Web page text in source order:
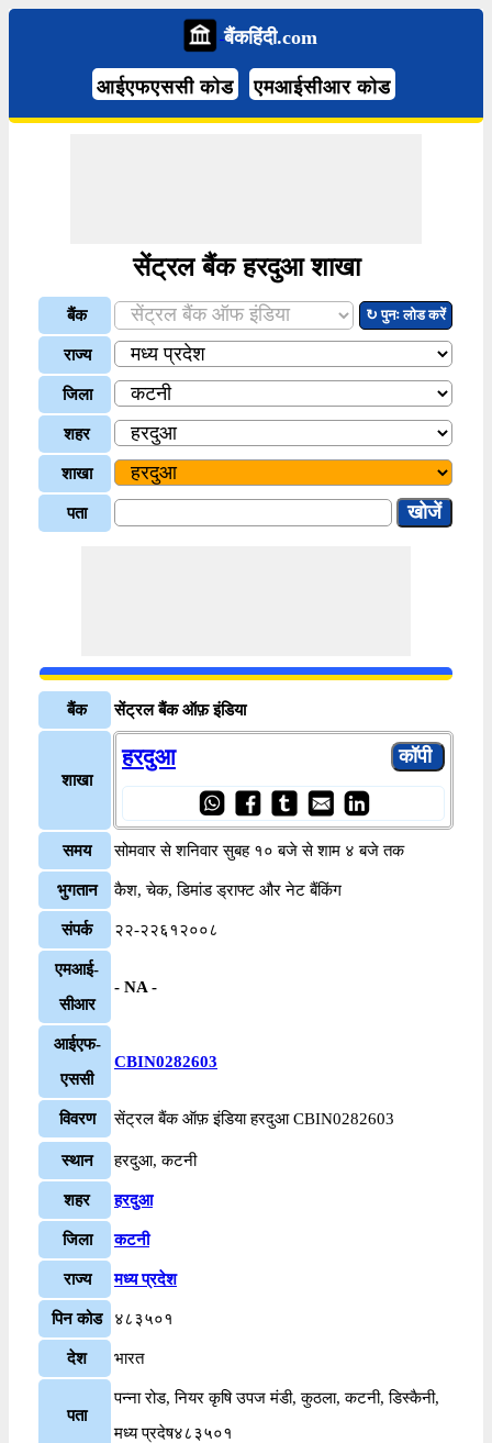
बैंकहिंदी.com
आईएफएससी कोड एमआईसीआर कोड
सेंट्रल बैंक हरदुआ शाखा
बैंक ↻ पुनः लोड करें
राज्य
जिला
शहर
शाखा
पता
बैंक सेंट्रल बैंक ऑफ़ इंडिया
शाखा
हरदुआ
समय सोमवार से शनिवार सुबह १० बजे से शाम ४ बजे तक
भुगतान कैश, चेक, डिमांड ड्राफ्ट और नेट बैंकिंग
संपर्क २२-२२६१२००८
एमआई-
सीआर
- NA -
आईएफ-
एससी
CBIN0282603
विवरण सेंट्रल बैंक ऑफ़ इंडिया हरदुआ CBIN0282603
स्थान हरदुआ, कटनी
शहर हरदुआ
जिला कटनी
राज्य मध्य प्रदेश
पिन कोड ४८३५०१
देश भारत
पता
पन्ना रोड, नियर कृषि उपज मंडी, कुठला, कटनी, डिस्कैनी,
मध्य प्रदेष४८३५०१